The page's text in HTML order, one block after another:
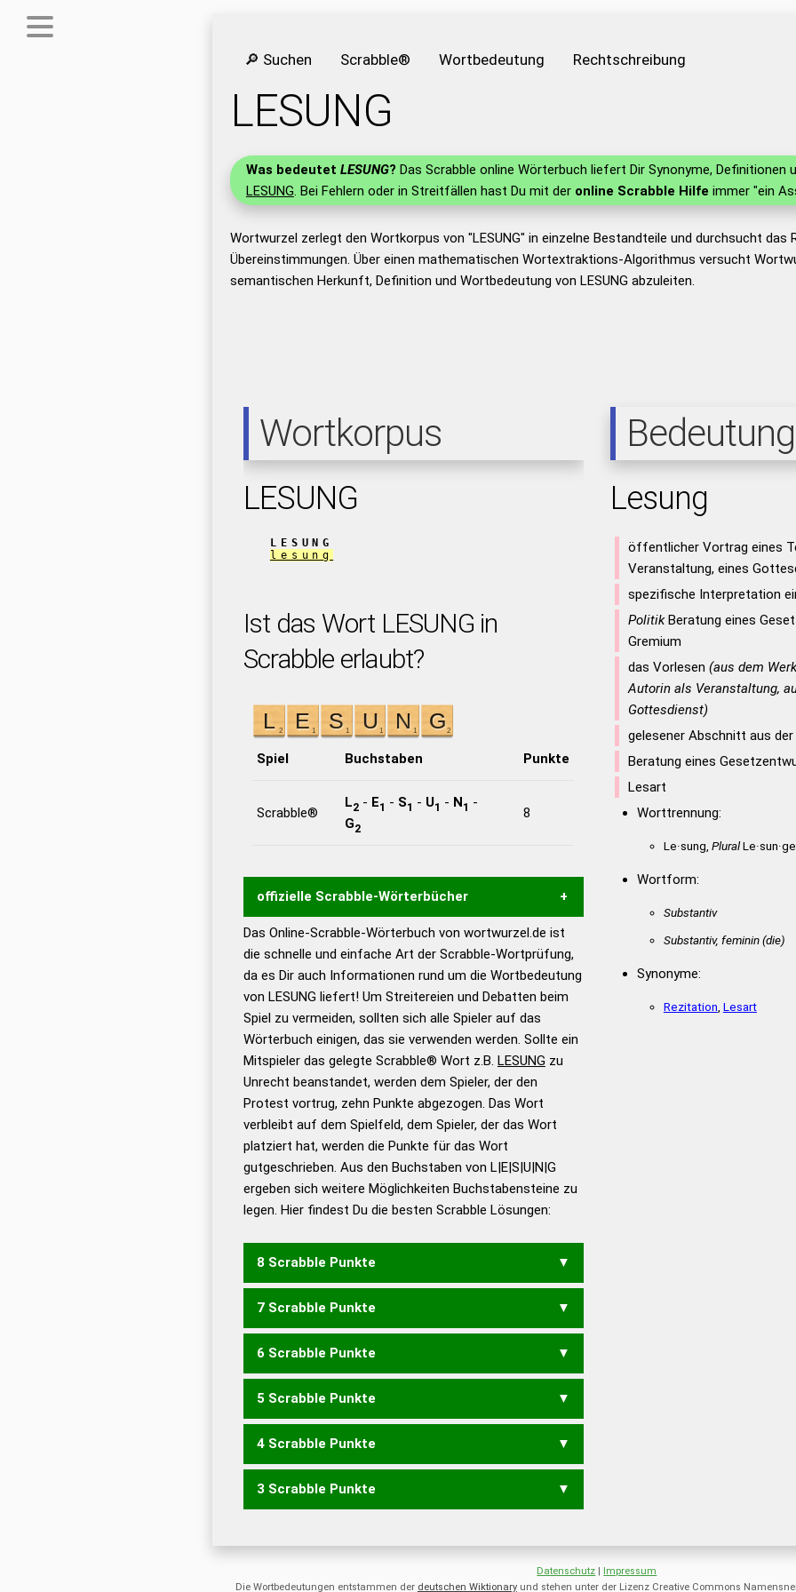
🔎 Suchen Scrabble® Wortbedeutung Rechtschreibung
LESUNG
Was bedeutet LESUNG? Das Scrabble online Wörterbuch liefert Dir Synonyme, Definitionen
LESUNG. Bei Fehlern oder in Streitfällen hast Du mit der online Scrabble Hilfe immer "ein
Wortwurzel zerlegt den Wortkorpus von "LESUNG" in einzelne Bestandteile und durchsucht das
Übereinstimmungen. Über einen mathematischen Wortextraktions-Algorithmus versucht
semantischen Herkunft, Definition und Wortbedeutung von LESUNG abzuleiten.
Wortkorpus
LESUNG
LESUNG
lesung
Ist das Wort LESUNG in
Scrabble erlaubt?
Spiel Buchstaben Punkte
Scrabble®
L2- E1 - S1 - U1 - N1 -
G2
8
offizielle Scrabble-Wörterbücher
Wortwurzel liefert mit Hilfe eines semantischen
Wortanalyse-Algorithmus gute Anhaltspunkte zu
Wortbedeutung, Worttrennung und Wortform, um die
Gültigkeit eines Wortes für das Scrabble-Spiel zu
bestimmen! zugelassene Turnier Scrabble-
Wörterbücher sind:
Duden – Standardwerk in 12
Bänden
Duden – Richtiges und gutes
Deutsch
Duden – Die deutsche Grammatik
Duden – Deutsches
Universalwörterbuch
Das Online-Scrabble-Wörterbuch von wortwurzel.de ist
die schnelle und einfache Art der Scrabble-Wortprüfung,
da es Dir auch Informationen rund um die Wortbedeutung
von LESUNG liefert! Um Streitereien und Debatten beim
Spiel zu vermeiden, sollten sich alle Spieler auf das
Wörterbuch einigen, das sie verwenden werden. Sollte ein
Mitspieler das gelegte Scrabble® Wort z.B. LESUNG zu
Unrecht beanstandet, werden dem Spieler, der den
Protest vortrug, zehn Punkte abgezogen. Das Wort
verbleibt auf dem Spielfeld, dem Spieler, der das Wort
platziert hat, werden die Punkte für das Wort
gutgeschrieben. Aus den Buchstaben von L|E|S|U|N|G
ergeben sich weitere Möglichkeiten Buchstabensteine zu
legen. Hier findest Du die besten Scrabble Lösungen:
8 Scrabble Punkte
LUGENS
7 Scrabble Punkte
LENGS LEUGN LUGEN
6 Scrabble Punkte
GELS LENG LUGE LUGS
5 Scrabble Punkte
GEL LEG LUG GENS GNUS
ULEN
4 Scrabble Punkte
ENG GEN GES GNU GUS
3 Scrabble Punkte
Bedeutung
Lesung
öffentlicher Vortrag eines
Veranstaltung, eines
spezifische Interpretation
PolitikBeratung eines
Gremium
das Vorlesen (aus dem
Autorin als Veranstaltung,
Gottesdienst)
gelesener Abschnitt aus
Beratung eines
Lesart
Worttrennung:
Le·sung, Plural
Wortform:
Substantiv
Substantiv, feminin(die)
Synonyme:
Rezitation Lesart
Datenschutz | Impressum
Die Wortbedeutungen entstammen der deutschen Wiktionaryund stehen unter der Lizenz Creative Commons